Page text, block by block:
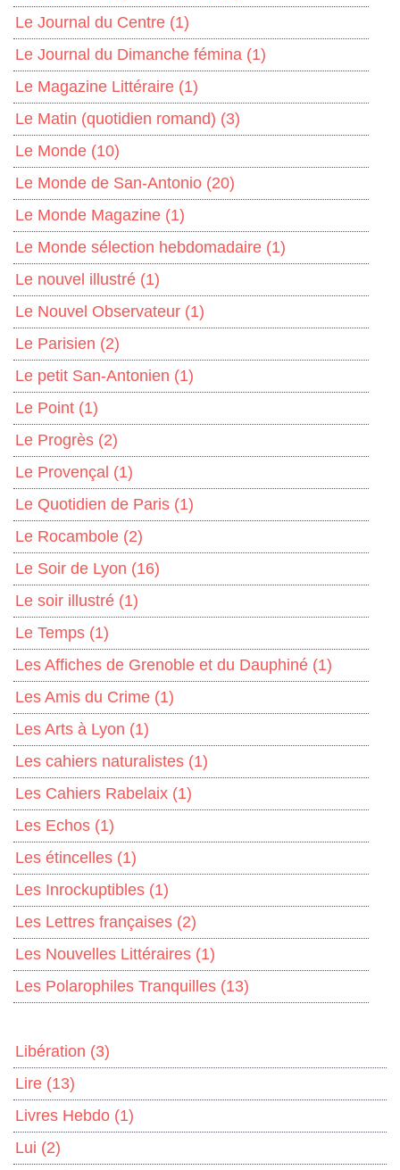
Le Journal du Centre (1)
Le Journal du Dimanche fémina (1)
Le Magazine Littéraire (1)
Le Matin (quotidien romand) (3)
Le Monde (10)
Le Monde de San-Antonio (20)
Le Monde Magazine (1)
Le Monde sélection hebdomadaire (1)
Le nouvel illustré (1)
Le Nouvel Observateur (1)
Le Parisien (2)
Le petit San-Antonien (1)
Le Point (1)
Le Progrès (2)
Le Provençal (1)
Le Quotidien de Paris (1)
Le Rocambole (2)
Le Soir de Lyon (16)
Le soir illustré (1)
Le Temps (1)
Les Affiches de Grenoble et du Dauphiné (1)
Les Amis du Crime (1)
Les Arts à Lyon (1)
Les cahiers naturalistes (1)
Les Cahiers Rabelaix (1)
Les Echos (1)
Les étincelles (1)
Les Inrockuptibles (1)
Les Lettres françaises (2)
Les Nouvelles Littéraires (1)
Les Polarophiles Tranquilles (13)
Libération (3)
Lire (13)
Livres Hebdo (1)
Lui (2)